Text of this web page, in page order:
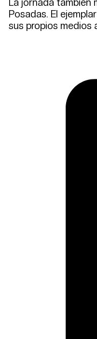
La jornada también
Posadas. El
sus propios medios